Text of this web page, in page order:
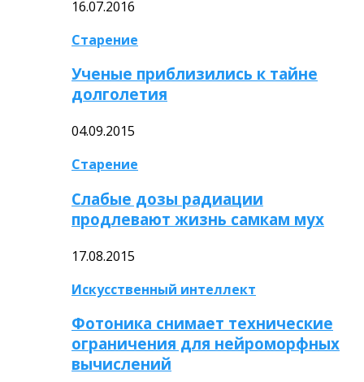
16.07.2016
Старение
Ученые приблизились к тайне
долголетия
04.09.2015
Старение
Слабые дозы радиации
продлевают жизнь самкам мух
17.08.2015
Искусственный интеллект
Фотоника снимает технические
ограничения для нейроморфных
вычислений